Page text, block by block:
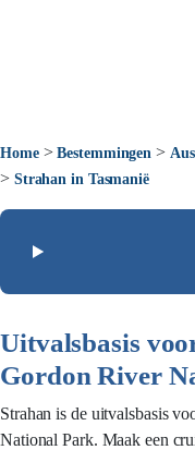
Home>Bestemmingen >
> Strahan in Tasmanië
Uitvalsbasis
Gordon River
Strahan is de uitvalsbasis
National Park. Maak een